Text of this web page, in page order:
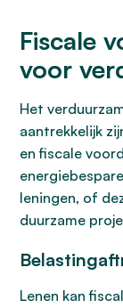
Fiscale
voor
Het
aantrekkelijk
en fiscale
leningen, of
duurzame
Lenen kan